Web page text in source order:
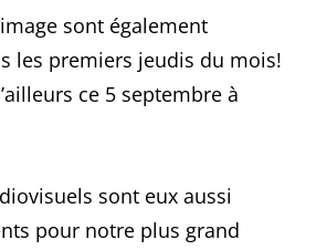
sont également
les premiers jeudis du mois!
ce 5 septembre à
sont eux aussi
pour notre plus grand